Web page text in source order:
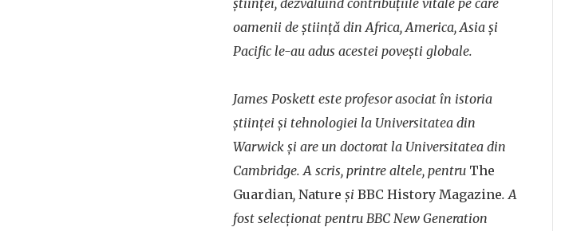
științei, dezvăluind contribuțiile vitale pe care
oamenii de știință din Africa, America, Asia și
Pacific le-au adus acestei povești globale.
James Poskett este profesor asociat în istoria
științei și tehnologiei la Universitatea din
Warwick și are un doctorat la Universitatea din
Cambridge. A scris, printre altele, pentru The
Guardian, Nature și BBC History Magazine. A
fost selecționat pentru BBC New Generation